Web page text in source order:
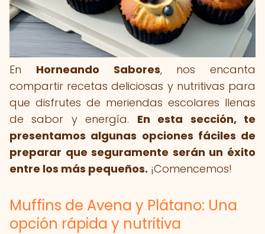
En Horneando Sabores, nos encanta
compartir recetas deliciosas y nutritivas para
que disfrutes de meriendas escolares llenas
de sabor y energía. En esta sección, te
presentamos algunas opciones fáciles de
preparar que seguramente serán un éxito
entre los más pequeños. ¡Comencemos!
Muffins de Avena y Plátano: Una
opción rápida y nutritiva